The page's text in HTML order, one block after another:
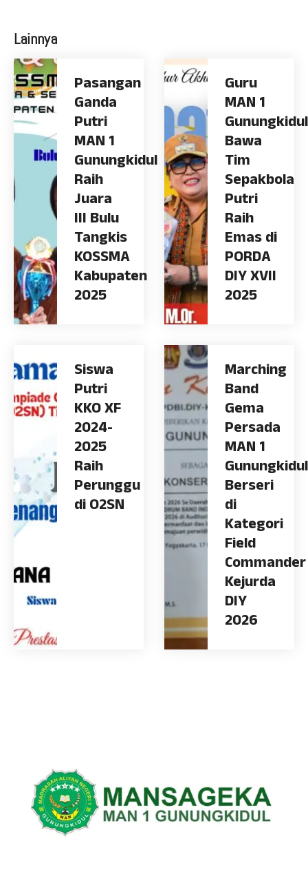
Lainnya
Pasangan
Ganda
Putri
MAN 1
Gunungkidul
Raih
Juara
III Bulu
Tangkis
KOSSMA
Kabupaten
2025
Guru
MAN 1
Gunungkidul
Bawa
Tim
Sepakbola
Putri
Raih
Emas di
PORDA
DIY XVII
2025
Siswa
Putri
KKO XF
2024-
2025
Raih
Perunggu
di O2SN
Marching
Band
Gema
Persada
MAN 1
Gunungkidul
Berseri
di
Kategori
Field
Commander
Kejurda
DIY
2026